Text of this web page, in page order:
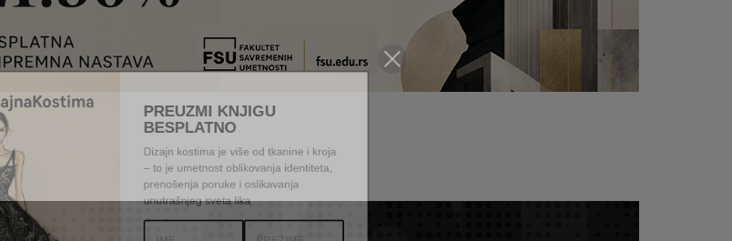
BESPLATNO
Dizajn kostima je više od tkanine i kroja
– to je umetnost oblikovanja identiteta,
prenošenja poruke i oslikavanja
unutrašnjeg sveta lika